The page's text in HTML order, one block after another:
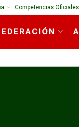
Competencias Oficiales